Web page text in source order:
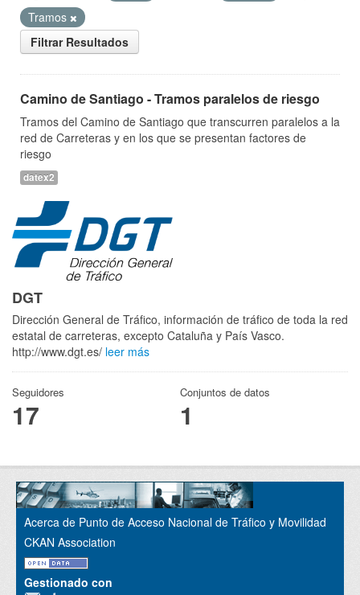
Tramos
Filtrar Resultados
Camino de Santiago - Tramos paralelos de riesgo
Tramos del Camino de Santiago que transcurren paralelos a la
red de Carreteras y en los que se presentan factores de
riesgo
datex2
DGT
Dirección General de Tráfico, información de tráfico de toda la red
estatal de carreteras, excepto Cataluña y País Vasco.
http://www.dgt.es/ leer más
Seguidores
17
Conjuntos de datos
1
Acerca de Punto de Acceso Nacional de Tráfico y Movilidad
CKAN Association
Gestionado con